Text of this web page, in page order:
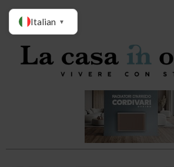
Italian ▼